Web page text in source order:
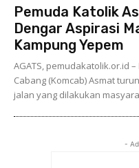
Pemuda Katolik
Dengar Aspirasi
Kampung Yepem
AGATS, pemudakatolik.or.id
Cabang (Komcab) Asmat
jalan yang dilakukan
-